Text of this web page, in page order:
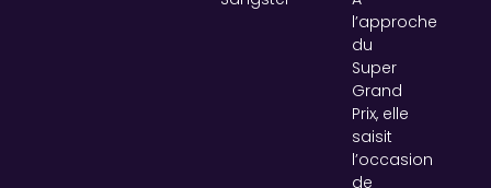
l’approche
du
Super
Grand
Prix, elle
saisit
l’occasion
de